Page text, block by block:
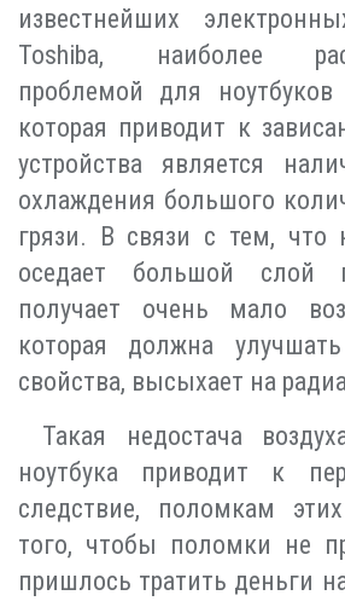
известнейших
Toshiba, наиболее
проблемой для
которая приводит к
устройства является
охлаждения большого
грязи. В связи с тем, что
оседает большой слой
получает очень мало
которая должна
свойства, высыхает на
Такая недостача
ноутбука приводит к
следствие, поломкам
того, чтобы поломки не
пришлось тратить деньги